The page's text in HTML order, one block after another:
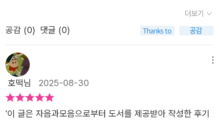
귀까지 들러붙어 있던 연화는 동생 미화의 의뢰로 보름과 산
호에게 구출되었으나 그녀가 처해 있던 상황으로 인해 허주
신이든 잡귀든 돌려달라며 떼를 썼고, 언젠가 조력자로 인간
한 명이 있긴 있어야 했다는 핑계 삼아 보름은 자신을 신을
섬기라며 그녀를 곁에 두었던 것이다. 그렇게 신, 산군, 인간
이라는 이상한 조합의 3인조가 탄생하게 된다.연화가 마지
막에 받았던 의뢰, 그러니까 한 여성을 찾아달라던 그 의뢰
는 보름을 움직이게 했고, 그로 인해 세상에 기묘한 일들이
를 퇴치하는 것으로 깔끔하게 잡귀 처리를 했으나 정작 당사
자가 달가워하지 않는 거예요. 물에 빠진 놈 건져 놓으니까
내 봇짐 내라 한다고, 연화는 '당신 뭔데 내가 모신 신을 빼
앗아가요? 어차피 난 죽은 목숨이에요. 신빨이 떨어졌다는
걸 알면 저들이 날 죽이려고 들 테니까. 그러니 여기서 죽나
나가서 죽나 똑같아요. 알아서 하세요. 난 한 발자국도 안 나
갈 거니까!' 라고 버티니, 보름 입장에선 황당한 거죠. '허, 인
간들이란. 이래서 문제라니까. ... 인간들은 혼자서는 살 수
사가 펼쳐집니다.읽다 보면 느껴져요.단순한 액션 판타지
가 아니라,운명과 선택, 집착과 사랑,그리고 결국 연대의 힘
럼 그려져서책장을 놓을 수가 없었어요.푸른빛 눈동자로 세
상을 꿰뚫는 보름,피 웅덩이 속에서 벌어지는 사투,그리
고 다가오는 영원한 어둠의 기운까지…긴장감이 끝까지 이
어졌습니다.무엇보다도 인상 깊었던 건,“신은 믿음으로 존재
더보기
공감 (0) 댓글 (0)
호떡님 2025-08-30
'이 글은 자음과모음으로부터 도서를 제공받아 작성한 후기